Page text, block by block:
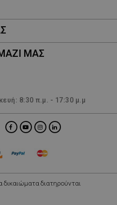
ΜΑΣ
8:30 π.μ. - 17:30 μ.μ
δικαιώματα διατηρούνται